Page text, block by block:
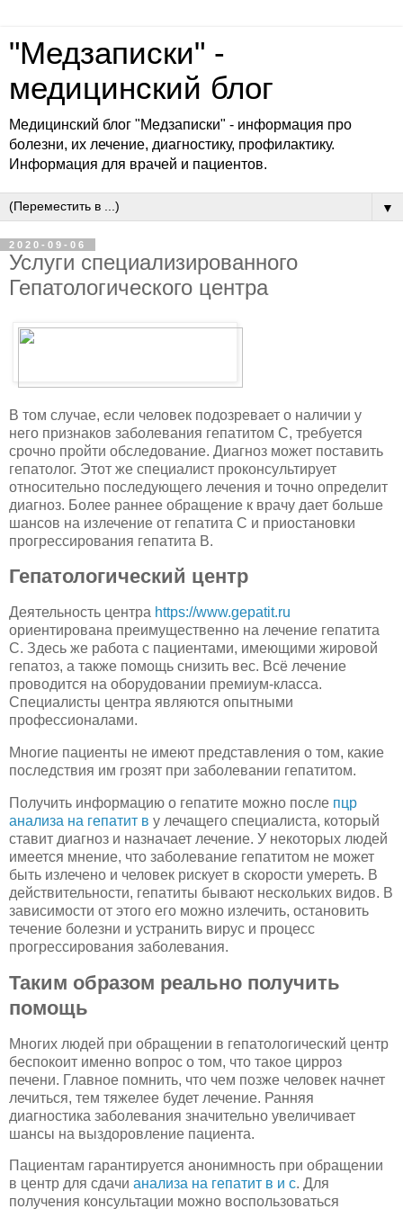
"Медзаписки" -
медицинский блог
Медицинский блог "Медзаписки" - информация про
болезни, их лечение, диагностику, профилактику.
Информация для врачей и пациентов.
▼
2020-09-06
Услуги специализированного
Гепатологического центра
В том случае, если человек подозревает о наличии у
него признаков заболевания гепатитом С, требуется
срочно пройти обследование. Диагноз может поставить
гепатолог. Этот же специалист проконсультирует
относительно последующего лечения и точно определит
диагноз. Более раннее обращение к врачу дает больше
шансов на излечение от гепатита С и приостановки
прогрессирования гепатита В.
Гепатологический центр
Деятельность центра https://www.gepatit.ru
ориентирована преимущественно на лечение гепатита
C. Здесь же работа с пациентами, имеющими жировой
гепатоз, а также помощь снизить вес. Всё лечение
проводится на оборудовании премиум-класса.
Специалисты центра являются опытными
профессионалами.
Многие пациенты не имеют представления о том, какие
последствия им грозят при заболевании гепатитом.
Получить информацию о гепатите можно после пцр
анализа на гепатит в у лечащего специалиста, который
ставит диагноз и назначает лечение. У некоторых людей
имеется мнение, что заболевание гепатитом не может
быть излечено и человек рискует в скорости умереть. В
действительности, гепатиты бывают нескольких видов. В
зависимости от этого его можно излечить, остановить
течение болезни и устранить вирус и процесс
прогрессирования заболевания.
Таким образом реально получить
помощь
Многих людей при обращении в гепатологический центр
беспокоит именно вопрос о том, что такое цирроз
печени. Главное помнить, что чем позже человек начнет
лечиться, тем тяжелее будет лечение. Ранняя
диагностика заболевания значительно увеличивает
шансы на выздоровление пациента.
Пациентам гарантируется анонимность при обращении
в центр для сдачи анализа на гепатит в и с. Для
получения консультации можно воспользоваться